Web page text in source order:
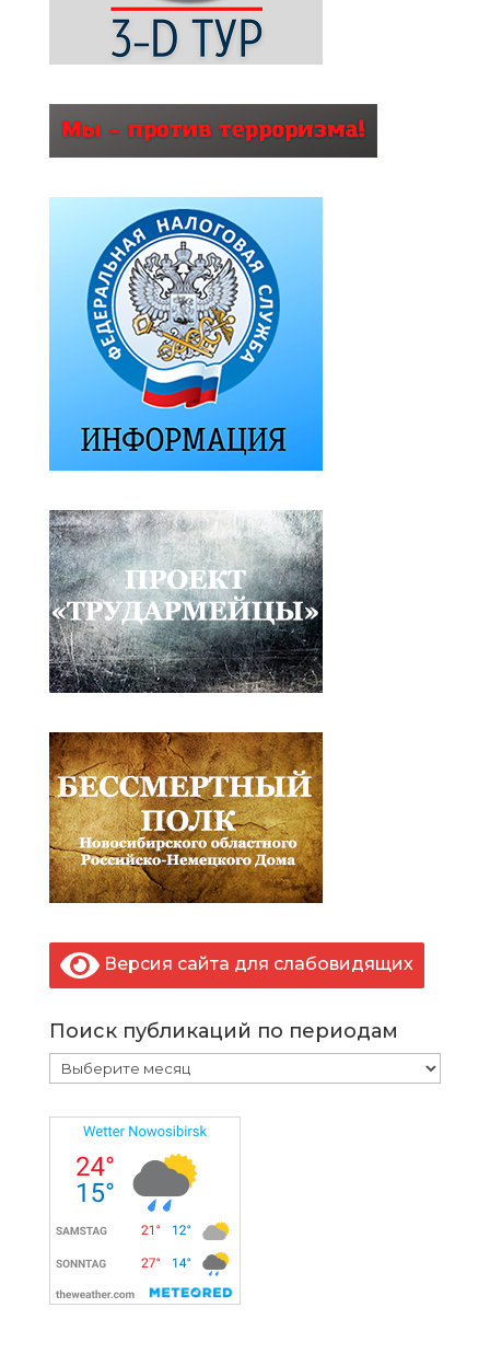
Версия сайта для слабовидящих
Поиск публикаций по периодам
Поиск
публикаций
периодам